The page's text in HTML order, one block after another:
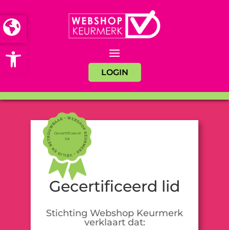
Open toolbar
LOGIN
Gecertificeerd
lid
Gecertificeerd lid
Stichting Webshop Keurmerk
verklaart dat: